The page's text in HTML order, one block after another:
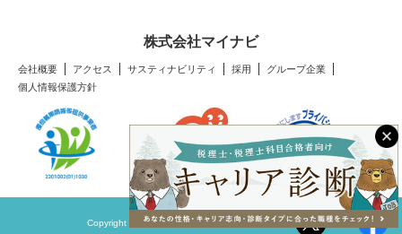
株式会社マイナビ
会社概要 アクセス サスティナビリティ 採用
グループ企業
個人情報保護方針
Copyright © Mynavi Corporation